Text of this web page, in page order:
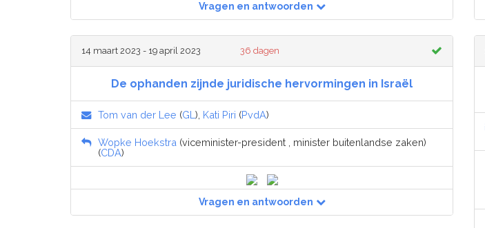
Vragen en antwoorden
14 maart 2023 - 19 april 2023 36 dagen
De ophanden zijnde juridische hervormingen in Israël
Tom van der Lee (GL ), Kati Piri (PvdA)
Wopke Hoekstra (viceminister-president , minister buitenlandse zaken)
(CDA)
Vragen en antwoorden